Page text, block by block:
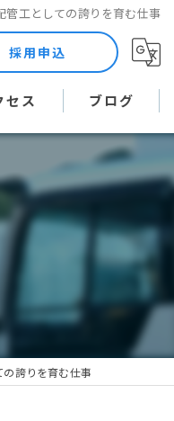
管工としての誇りを育む仕事
採用申込
セス ブログ
コラム
誇りを育む仕事